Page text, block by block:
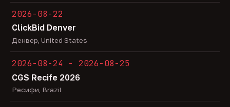
2026-08-22
ClickBid Denver
Денвер, United States
2026-08-24 - 2026-08-25
CGS Recife 2026
Ресифи, Brazil